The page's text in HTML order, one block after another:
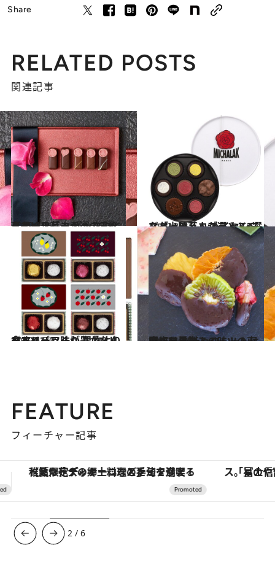
Share
RELATED POSTS
関連記事
2019.1.29
スイーツ芸人が選ぶスベらないチョコ ピンクにときめくルビーチョコ3選
グルメ 2019.2.3
スイーツ芸人が選ぶスベらないチョコ ハイセンスな「上陸系」ブランド3選
グルメ
2019.1.30
食べてびっくり！「メリートリュフル」 果物よりもフルーツ味が豊かなんです
グルメ 2019.1.16
京都で燻製スイーツの専門店発見 チョコレートは癖になる大人の味！
グルメ
FEATURE
フィーチャー記事
「星のや富士」でデジタルデトックス。冨士信仰の歴史を辿り、心身を調える。 【銀座で出合う最旬美容】美髪ケアや上質
3 /6